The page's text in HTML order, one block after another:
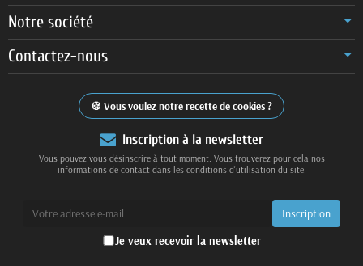
Notre société
Contactez-nous
Vous voulez notre recette de cookies ?
Inscription à la newsletter
Vous pouvez vous désinscrire à tout moment. Vous trouverez pour cela nos
informations de contact dans les conditions d'utilisation du site.
Je veux recevoir la newsletter